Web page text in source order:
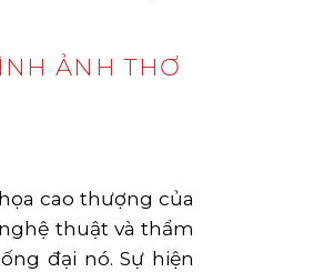
ẢNH THƠ
cao thượng của
thuật và thẩm
đại nó. Sự hiện